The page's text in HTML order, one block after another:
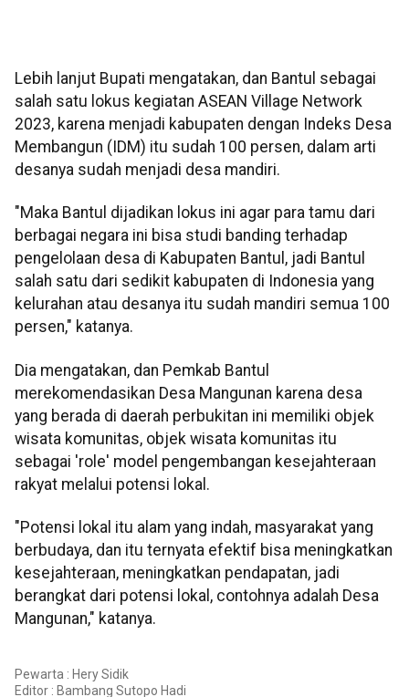
Lebih lanjut Bupati mengatakan, dan Bantul sebagai
salah satu lokus kegiatan ASEAN Village Network
2023, karena menjadi kabupaten dengan Indeks Desa
Membangun (IDM) itu sudah 100 persen, dalam arti
desanya sudah menjadi desa mandiri.
"Maka Bantul dijadikan lokus ini agar para tamu dari
berbagai negara ini bisa studi banding terhadap
pengelolaan desa di Kabupaten Bantul, jadi Bantul
salah satu dari sedikit kabupaten di Indonesia yang
kelurahan atau desanya itu sudah mandiri semua 100
persen," katanya.
Dia mengatakan, dan Pemkab Bantul
merekomendasikan Desa Mangunan karena desa
yang berada di daerah perbukitan ini memiliki objek
wisata komunitas, objek wisata komunitas itu
sebagai 'role' model pengembangan kesejahteraan
rakyat melalui potensi lokal.
"Potensi lokal itu alam yang indah, masyarakat yang
berbudaya, dan itu ternyata efektif bisa meningkatkan
kesejahteraan, meningkatkan pendapatan, jadi
berangkat dari potensi lokal, contohnya adalah Desa
Mangunan," katanya.
Pewarta : Hery Sidik
Editor : Bambang Sutopo Hadi